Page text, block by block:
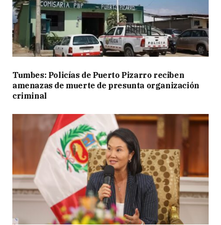
Tumbes: Policías de Puerto Pizarro reciben
amenazas de muerte de presunta organización
criminal